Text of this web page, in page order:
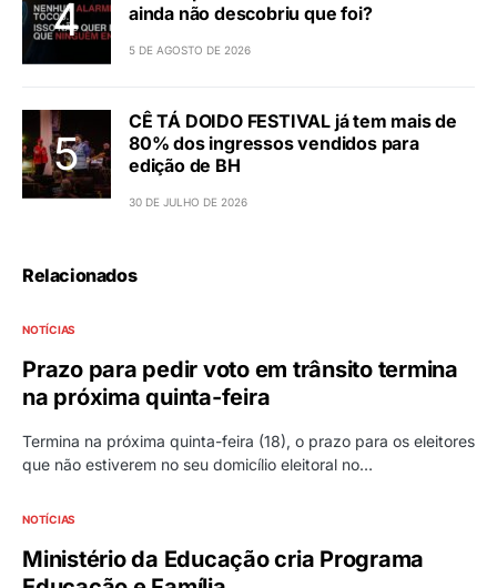
ainda não descobriu que foi?
5 DE AGOSTO DE 2026
CÊ TÁ DOIDO FESTIVAL já tem mais de
80% dos ingressos vendidos para
edição de BH
30 DE JULHO DE 2026
Relacionados
NOTÍCIAS
Prazo para pedir voto em trânsito termina
na próxima quinta-feira
Termina na próxima quinta-feira (18), o prazo para os eleitores
que não estiverem no seu domicílio eleitoral no…
NOTÍCIAS
Ministério da Educação cria Programa